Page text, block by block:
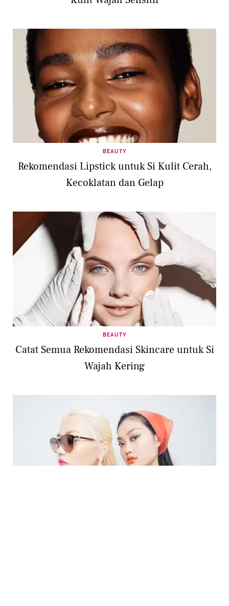
BEAUTY
Rekomendasi Lipstick untuk Si Kulit Cerah,
Kecoklatan dan Gelap
BEAUTY
Catat Semua Rekomendasi Skincare untuk Si
Wajah Kering